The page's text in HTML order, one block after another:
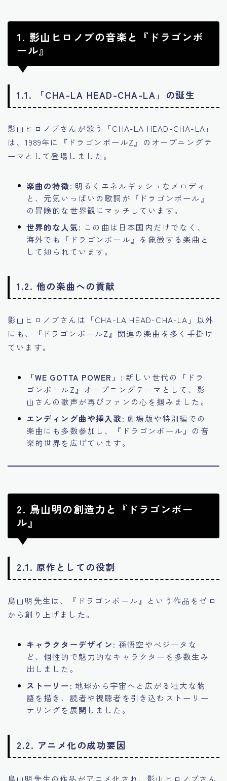
1. 影山ヒロノブの音楽と『ドラゴンボ
ール』
1.1. 「CHA-LA HEAD-CHA-LA」の誕生
影山ヒロノブさんが歌う「CHA-LA HEAD-CHA-LA」
は、1989年に『ドラゴンボールZ』のオープニングテ
ーマとして登場しました。
楽曲の特徴: 明るくエネルギッシュなメロディ
と、元気いっぱいの歌詞が『ドラゴンボール』
の冒険的な世界観にマッチしています。
世界的な人気: この曲は日本国内だけでなく、
海外でも『ドラゴンボール』を象徴する楽曲と
して知られています。
1.2. 他の楽曲への貢献
影山ヒロノブさんは「CHA-LA HEAD-CHA-LA」以外
にも、『ドラゴンボールZ』関連の楽曲を多く手掛け
ています。
「WE GOTTA POWER」: 新しい世代の『ドラ
ゴンボールZ』オープニングテーマとして、影
山さんの歌声が再びファンの心を掴みました。
エンディング曲や挿入歌: 劇場版や特別編での
楽曲にも多数参加し、『ドラゴンボール』の音
楽的世界を広げています。
2. 鳥山明の創造力と『ドラゴンボー
ル』
2.1. 原作としての役割
鳥山明先生は、『ドラゴンボール』という作品をゼロ
から創り上げました。
キャラクターデザイン: 孫悟空やベジータな
ど、個性的で魅力的なキャラクターを多数生み
出しました。
ストーリー: 地球から宇宙へと広がる壮大な物
語を描き、読者や視聴者を引き込むストーリー
テリングを展開しました。
2.2. アニメ化の成功要因
鳥山明先生の作品がアニメ化され、影山ヒロノブさん